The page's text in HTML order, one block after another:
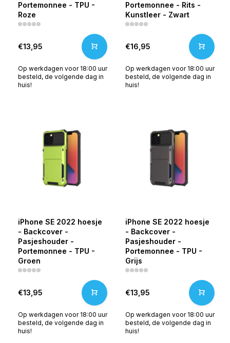
Portemonnee - TPU -
Roze
€13,95
Op werkdagen voor 18:00 uur
besteld, de volgende dag in
huis!
Portemonnee - Rits -
Kunstleer - Zwart
€16,95
Op werkdagen voor 18:00 uur
besteld, de volgende dag in
huis!
iPhone SE 2022 hoesje
- Backcover -
Pasjeshouder -
Portemonnee - TPU -
Groen
€13,95
Op werkdagen voor 18:00 uur
besteld, de volgende dag in
huis!
iPhone SE 2022 hoesje
- Backcover -
Pasjeshouder -
Portemonnee - TPU -
Grijs
€13,95
Op werkdagen voor 18:00 uur
besteld, de volgende dag in
huis!